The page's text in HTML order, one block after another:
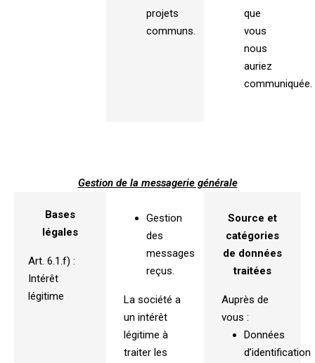
projets
communs.
que
vous
nous
auriez
communiquée.
Gestion de la messagerie générale
Bases
légales
Art. 6.1.f) :
Intérêt
légitime
Gestion
des
messages
reçus.
La société a
un intérêt
légitime à
traiter les
Source et
catégories
de données
traitées
Auprès de
vous :
Données
d’identification